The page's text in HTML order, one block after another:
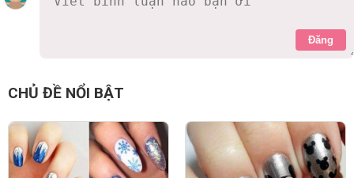
Đăng
nthu6388 8 năm
Trung thu thì có nên tặng bánh?
0 Thích Trả lời Báo cáo vi phạm